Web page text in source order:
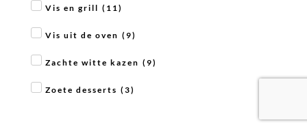
Vis en grill ( 11 )
Vis uit de oven ( 9)
Zachte witte kazen ( 9)
Zoete desserts ( 3)